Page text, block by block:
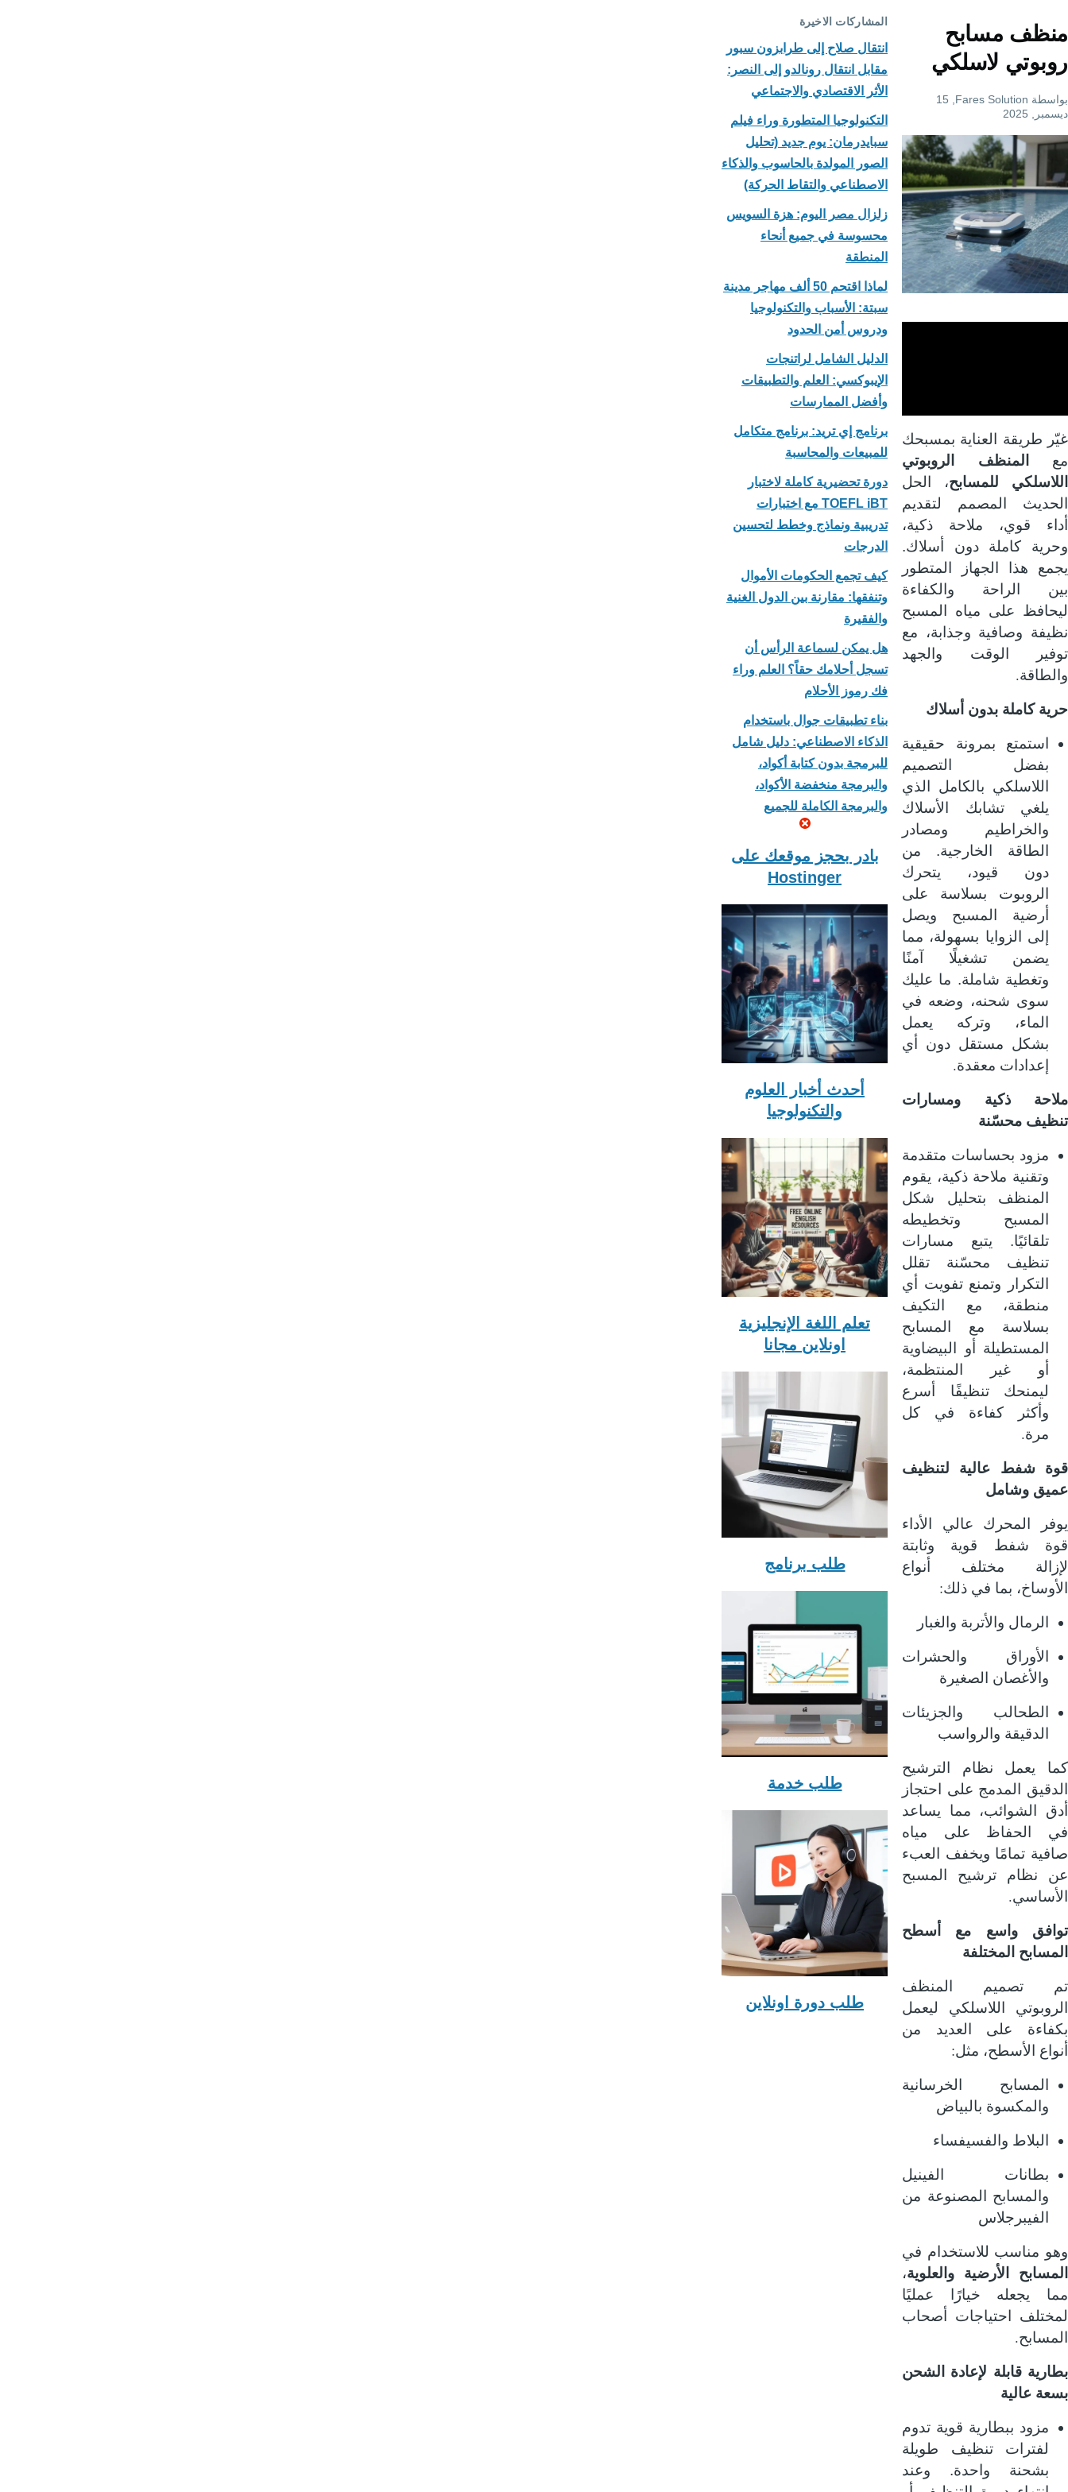
منظف مسابح
روبوتي لاسلكي
بواسطة Fares Solution
, 15
ديسمبر, 2025
غيّر طريقة العناية بمسبحك
مع
المنظف الروبوتي
اللاسلكي للمسابح، الحل
الحديث المصمم لتقديم
أداء قوي، ملاحة ذكية،
وحرية كاملة دون أسلاك.
يجمع هذا الجهاز المتطور
بين الراحة والكفاءة
ليحافظ على مياه المسبح
نظيفة وصافية وجذابة، مع
توفير الوقت والجهد
والطاقة.
حرية كاملة بدون أسلاك
استمتع بمرونة حقيقية
بفضل التصميم
اللاسلكي بالكامل الذي
يلغي تشابك الأسلاك
والخراطيم ومصادر
الطاقة الخارجية. من
دون قيود، يتحرك
الروبوت بسلاسة على
أرضية المسبح ويصل
إلى الزوايا بسهولة، مما
يضمن تشغيلًا آمنًا
وتغطية شاملة. ما عليك
سوى شحنه، وضعه في
الماء، وتركه يعمل
بشكل مستقل دون أي
إعدادات معقدة.
ملاحة ذكية ومسارات
تنظيف محسّنة
مزود بحساسات متقدمة
وتقنية ملاحة ذكية، يقوم
المنظف بتحليل شكل
المسبح وتخطيطه
تلقائيًا. يتبع مسارات
تنظيف محسّنة تقلل
التكرار وتمنع تفويت أي
منطقة، مع التكيف
بسلاسة مع المسابح
المستطيلة أو البيضاوية
أو غير المنتظمة،
ليمنحك تنظيفًا أسرع
وأكثر كفاءة في كل
مرة.
قوة شفط عالية لتنظيف
عميق وشامل
يوفر المحرك عالي الأداء
قوة شفط قوية وثابتة
لإزالة مختلف أنواع
الأوساخ، بما في ذلك:
الرمال والأتربة والغبار
الأوراق والحشرات
والأغصان الصغيرة
الطحالب والجزيئات
الدقيقة والرواسب
كما يعمل نظام الترشيح
الدقيق المدمج على احتجاز
أدق الشوائب، مما يساعد
في الحفاظ على مياه
صافية تمامًا ويخفف العبء
عن نظام ترشيح المسبح
الأساسي.
توافق واسع مع أسطح
المسابح المختلفة
تم تصميم المنظف
الروبوتي اللاسلكي ليعمل
بكفاءة على العديد من
أنواع الأسطح، مثل:
المسابح الخرسانية
والمكسوة بالبياض
البلاط والفسيفساء
بطانات الفينيل
والمسابح المصنوعة من
الفيبرجلاس
وهو مناسب للاستخدام في
المسابح الأرضية والعلوية،
مما يجعله خيارًا عمليًا
لمختلف احتياجات أصحاب
المسابح.
بطارية قابلة لإعادة الشحن
بسعة عالية
مزود ببطارية قوية تدوم
لفترات تنظيف طويلة
بشحنة واحدة. وعند
المشاركات الاخيرة
انتقال صلاح إلى طرابزون سبور
مقابل انتقال رونالدو إلى النصر:
الأثر الاقتصادي والاجتماعي
التكنولوجيا المتطورة وراء فيلم
سبايدرمان: يوم جديد (تحليل
الصور المولدة بالحاسوب والذكاء
الاصطناعي والتقاط الحركة)
زلزال مصر اليوم: هزة السويس
محسوسة في جميع أنحاء
المنطقة
لماذا اقتحم 50 ألف مهاجر مدينة
سبتة: الأسباب والتكنولوجيا
ودروس أمن الحدود
الدليل الشامل لراتنجات
الإيبوكسي: العلم والتطبيقات
وأفضل الممارسات
برنامج إي تريد: برنامج متكامل
للمبيعات والمحاسبة
دورة تحضيرية كاملة لاختبار
TOEFL iBT مع اختبارات
تدريبية ونماذج وخطط لتحسين
الدرجات
كيف تجمع الحكومات الأموال
وتنفقها: مقارنة بين الدول الغنية
والفقيرة
هل يمكن لسماعة الرأس أن
تسجل أحلامك حقاً؟ العلم وراء
فك رموز الأحلام
بناء تطبيقات جوال باستخدام
الذكاء الاصطناعي: دليل شامل
للبرمجة بدون كتابة أكواد،
والبرمجة منخفضة الأكواد،
والبرمجة الكاملة للجميع
بادر بحجز موقعك على
Hostinger
أحدث أخبار العلوم
والتكنولوجيا
تعلم اللغة الإنجليزية
اونلاين مجانا
طلب برنامج
طلب خدمة
طلب دورة اونلاين